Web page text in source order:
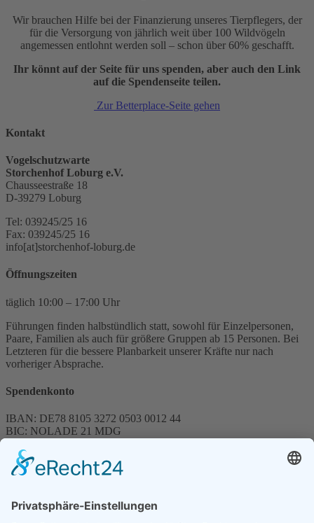
Wir brauchen Hilfe bei der Finanzierung unseres Tierpflegers, der
für die Versorgung von jährlich weit über 100 Wildvögeln
angemessen entlohnt werden soll – schon über 60% geschafft.
Ihr könnt auf der Seite für uns spenden, aber auch den Link
auf die Spendenseite teilen.
Zur Betterplace-Seite gehen
Kontakt
Vogelschutzwarte
Storchenhof Loburg e.V.
Chausseestraße 18
D-39279 Loburg
Tel: 039245/25 16
Fax: 039245/25 16
info[at]storchenhof-loburg.de
Öffnungszeiten
täglich 10:00 – 17:00 Uhr
Führungen finden halbstündlich statt, sowohl für Einzelpersonen,
Paare, Familien als auch für größere Gruppen ab 15 Personen. Bei
Letzteren für die bessere Planbarkeit unserer Kräfte nur nach
vorheriger Absprache.
Spendenkonto
IBAN: DE78 8105 3272 0503 0012 44
BIC: NOLADE 21 MDG
Spenden können steuerlich abgesetzt werden
Förderung